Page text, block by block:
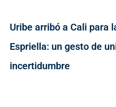
Uribe arribó a Cali para
Espriella: un gesto de
incertidumbre